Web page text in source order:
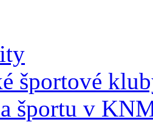
športové
športu v